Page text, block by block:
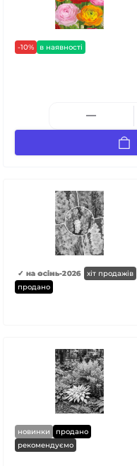
-10% в наявності
✓ на осінь-2026
хіт продажів
продано
новинки
продано
рекомендуємо